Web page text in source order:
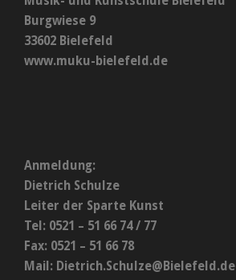
Burgwiese 9
33602 Bielefeld
www.muku-bielefeld.de
Anmeldung:
Dietrich Schulze
Leiter der Sparte Kunst
Tel: 0521 – 51 66 74 / 77
Fax: 0521 – 51 66 78
Mail: Dietrich.Schulze@Bielefeld.de